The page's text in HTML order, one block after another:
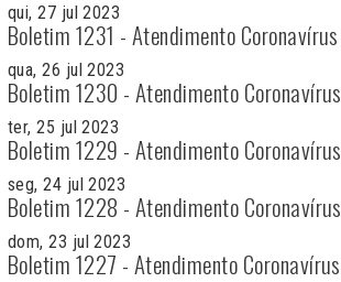
qui, 27 jul 2023
Boletim 1231 - Atendimento Coronavírus
qua, 26 jul 2023
Boletim 1230 - Atendimento Coronavírus
ter, 25 jul 2023
Boletim 1229 - Atendimento Coronavírus
seg, 24 jul 2023
Boletim 1228 - Atendimento Coronavírus
dom, 23 jul 2023
Boletim 1227 - Atendimento Coronavírus